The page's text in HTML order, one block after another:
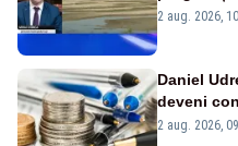
protejăm
2 aug. 2026,
Daniel
deveni
viitoare?
2 aug. 2026,